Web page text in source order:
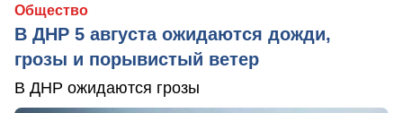
Общество
В ДНР 5 августа ожидаются дожди,
грозы и порывистый ветер
В ДНР ожидаются грозы